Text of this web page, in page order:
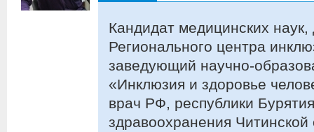
Кандидат медицинских наук,
Регионального центра
заведующий научно-
«Инклюзия и здоровье
врач РФ, республики
здравоохранения Читинской